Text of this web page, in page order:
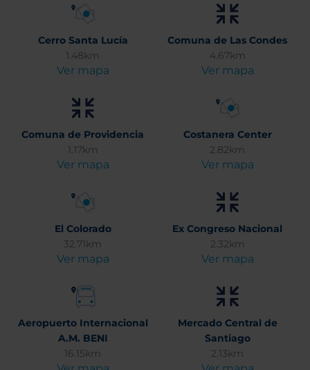
Cerro Santa Lucía
1.48km
Ver mapa
Comuna de Las Condes
4.67km
Ver mapa
Comuna de Providencia
1.17km
Ver mapa
Costanera Center
2.82km
Ver mapa
El Colorado
32.71km
Ver mapa
Ex Congreso Nacional
2.32km
Ver mapa
Aeropuerto Internacional
A.M. BENI
16.15km
Mercado Central de
Santiago
2.13km